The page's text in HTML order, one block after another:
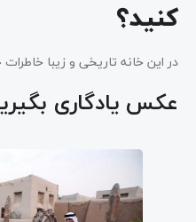
کنید؟
در این خانه تاریخی و زیبا
عکس یادگاری